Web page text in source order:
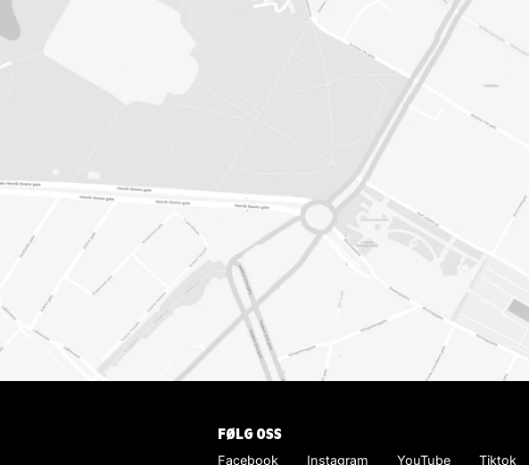
FØLG OSS
Facebook Instagram YouTube Tiktok